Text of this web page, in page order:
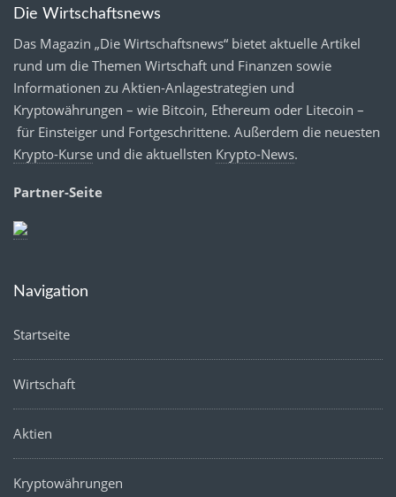
Die Wirtschaftsnews
Das Magazin „Die Wirtschaftsnews“ bietet aktuelle Artikel
rund um die Themen Wirtschaft und Finanzen sowie
Informationen zu Aktien-Anlagestrategien und
Kryptowährungen – wie Bitcoin, Ethereum oder Litecoin –
für Einsteiger und Fortgeschrittene. Außerdem die neuesten
Krypto-Kurse und die aktuellsten Krypto-News.
Partner-Seite
Navigation
Startseite
Wirtschaft
Aktien
Kryptowährungen